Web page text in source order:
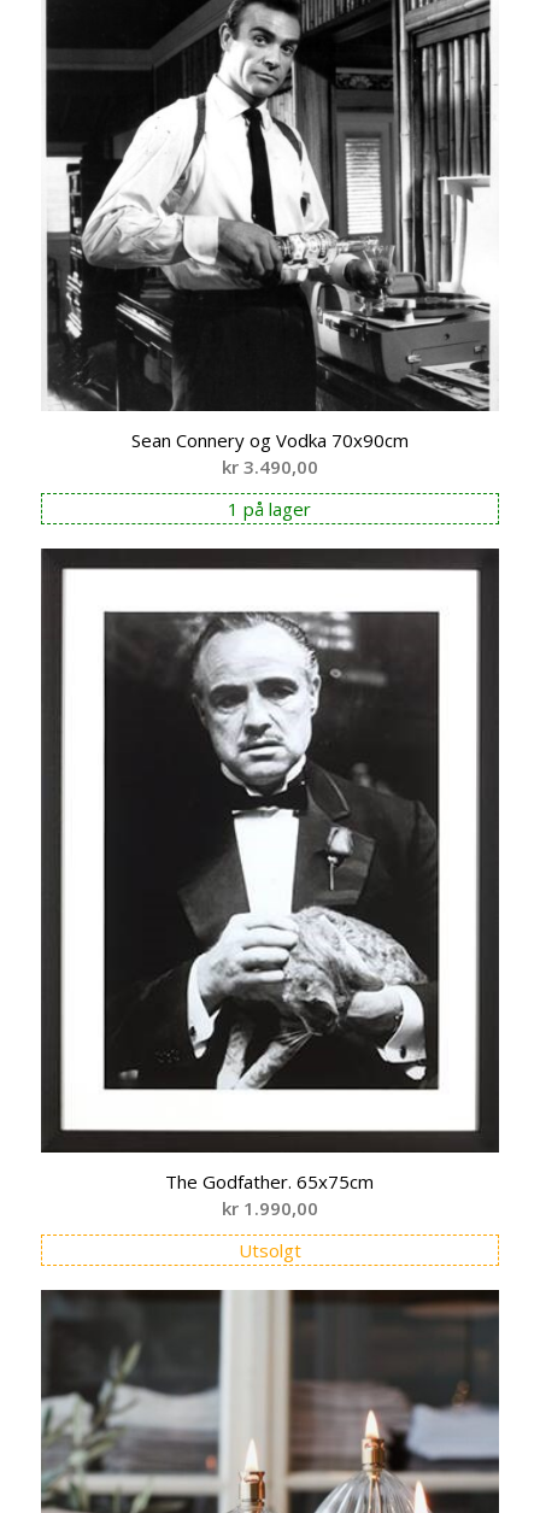
Sean Connery og Vodka 70x90cm
kr3.490,00
1 på lager
The Godfather. 65x75cm
kr1.990,00
Utsolgt